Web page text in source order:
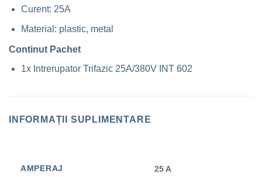
Curent: 25A
Material: plastic, metal
Continut Pachet
1x Intrerupator Trifazic 25A/380V INT 602
INFORMAȚII SUPLIMENTARE
AMPERAJ 25 A